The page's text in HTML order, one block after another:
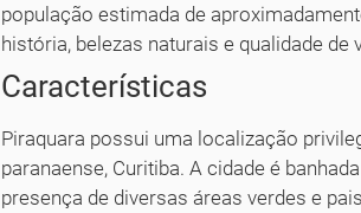
população estimada de
história, belezas naturais e qualidade de
Características
Piraquara possui uma localização
paranaense, Curitiba. A cidade é
presença de diversas áreas verdes e